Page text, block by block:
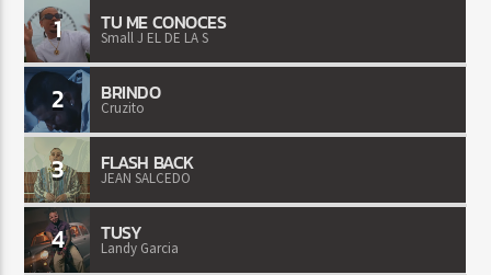
1 TU ME CONOCES
Small J EL DE LA S
2 BRINDO
Cruzito
3 FLASH BACK
JEAN SALCEDO
4 TUSY
Landy Garcia